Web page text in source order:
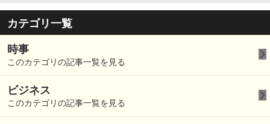
カテゴリ一覧
時事
このカテゴリの記事一覧を見る
ビジネス
このカテゴリの記事一覧を見る